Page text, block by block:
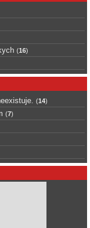
(16)
(14)
(7)